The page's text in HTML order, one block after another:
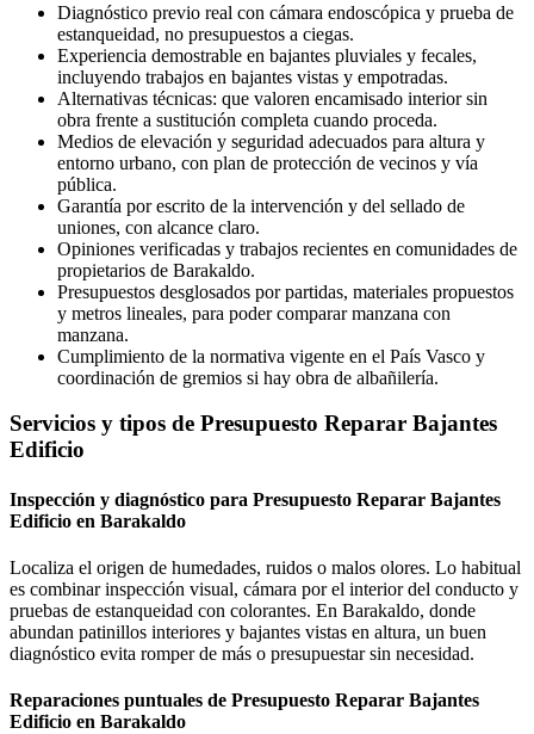
Diagnóstico previo real con cámara endoscópica y prueba de
estanqueidad, no presupuestos a ciegas.
Experiencia demostrable en bajantes pluviales y fecales,
incluyendo trabajos en bajantes vistas y empotradas.
Alternativas técnicas: que valoren encamisado interior sin
obra frente a sustitución completa cuando proceda.
Medios de elevación y seguridad adecuados para altura y
entorno urbano, con plan de protección de vecinos y vía
pública.
Garantía por escrito de la intervención y del sellado de
uniones, con alcance claro.
Opiniones verificadas y trabajos recientes en comunidades de
propietarios de Barakaldo.
Presupuestos desglosados por partidas, materiales propuestos
y metros lineales, para poder comparar manzana con
manzana.
Cumplimiento de la normativa vigente en el País Vasco y
coordinación de gremios si hay obra de albañilería.
Servicios y tipos de Presupuesto Reparar Bajantes
Edificio
Inspección y diagnóstico para Presupuesto Reparar Bajantes
Edificio en Barakaldo
Localiza el origen de humedades, ruidos o malos olores. Lo habitual
es combinar inspección visual, cámara por el interior del conducto y
pruebas de estanqueidad con colorantes. En Barakaldo, donde
abundan patinillos interiores y bajantes vistas en altura, un buen
diagnóstico evita romper de más o presupuestar sin necesidad.
Reparaciones puntuales de Presupuesto Reparar Bajantes
Edificio en Barakaldo